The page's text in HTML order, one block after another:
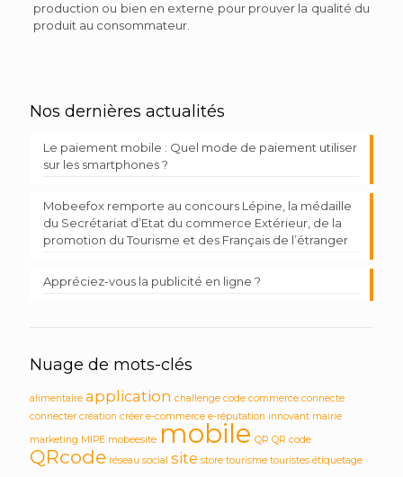
production ou bien en externe pour prouver la qualité du
produit au consommateur.
Nos dernières actualités
Le paiement mobile : Quel mode de paiement utiliser
sur les smartphones ?
Mobeefox remporte au concours Lépine, la médaille
du Secrétariat d’Etat du commerce Extérieur, de la
promotion du Tourisme et des Français de l’étranger
Appréciez-vous la publicité en ligne ?
Nuage de mots-clés
alimentaire application challenge code commerce connecte
connecter création créer e-commerce e-réputation innovant mairie
marketing MIPE mobeesite mobile QR QR code
QRcode réseau social site store tourisme touristes étiquetage